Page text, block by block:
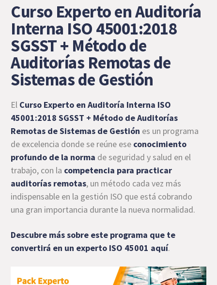
Curso Experto en Auditoría
Interna ISO 45001:2018
SGSST + Método de
Auditorías Remotas de
Sistemas de Gestión
El Curso Experto en Auditoría Interna ISO
45001:2018 SGSST + Método de Auditorías
Remotas de Sistemas de Gestión es un programa
de excelencia donde se reúne ese conocimiento
profundo de la norma de seguridad y salud en el
trabajo, con la competencia para practicar
auditorías remotas, un método cada vez más
indispensable en la gestión ISO que está cobrando
una gran importancia durante la nueva normalidad.
Descubre más sobre este programa que te
convertirá en un experto ISO 45001 aquí.